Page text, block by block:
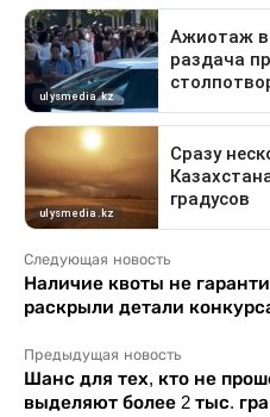
Следующая новость
Наличие квоты не
раскрыли детали
Предыдущая новость
Шанс для тех, кто не
выделяют более 2 тыс.